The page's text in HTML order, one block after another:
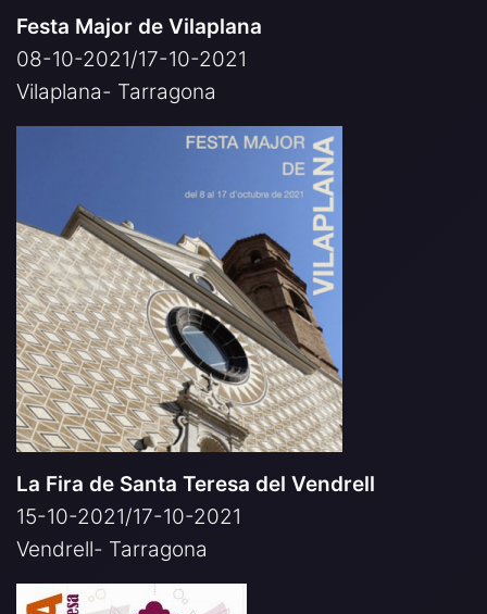
Festa Major de Vilaplana
08-10-2021/17-10-2021
Vilaplana- Tarragona
La Fira de Santa Teresa del Vendrell
15-10-2021/17-10-2021
Vendrell- Tarragona